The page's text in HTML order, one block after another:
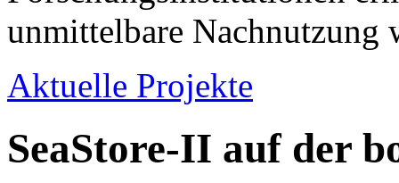
unmittelbare Nachnutzung
Aktuelle Projekte
SeaStore-II auf der